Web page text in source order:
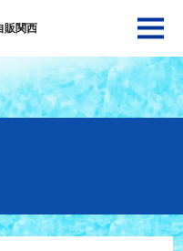
販関西